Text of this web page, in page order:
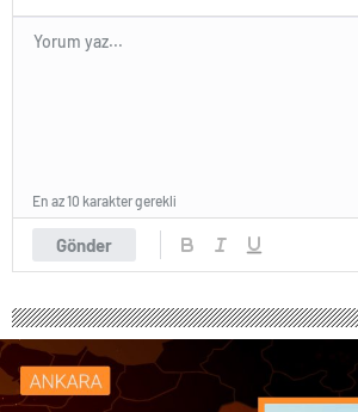
Gönder
En az 10 karakter gerekli